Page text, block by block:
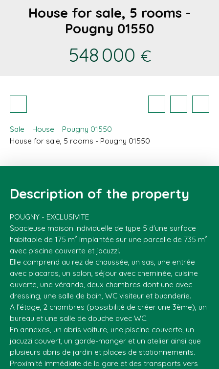
House for sale, 5 rooms -
Pougny 01550
548 000 €
Sale House
Pougny 01550
House for sale, 5 rooms - Pougny 01550
Description of the property
POUGNY - EXCLUSIVITE
Spacieuse maison individuelle de type 5 d'une surface
habitable de 175 m² implantée sur une parcelle de 735 m²
avec piscine couverte et jacuzzi.
Elle comprend au rez de chaussée, un sas, une entrée
avec placards, un salon, séjour avec cheminée, cuisine
ouverte, une véranda, deux chambres dont une avec
dressing, une salle de bain, WC visiteur et buanderie.
A l'étage, 2 chambres (possibilité de créer une 3ème), un
bureau et une salle de douche avec WC.
En annexes, un abris voiture, une piscine couverte, un
jacuzzi couvert, un garde-manger et un atelier ainsi que
plusieurs abris de jardin et places de stationnements.
Proximité immédiate de la gare et des transports vers